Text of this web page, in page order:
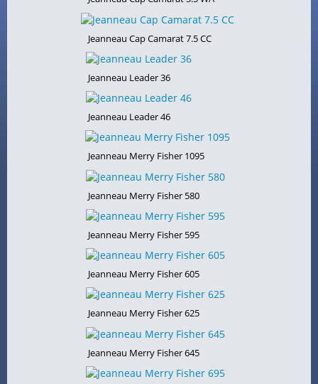
Jeanneau Cap Camarat 7.5 CC
Jeanneau Leader 36
Jeanneau Leader 46
Jeanneau Merry Fisher 1095
Jeanneau Merry Fisher 580
Jeanneau Merry Fisher 595
Jeanneau Merry Fisher 605
Jeanneau Merry Fisher 625
Jeanneau Merry Fisher 645